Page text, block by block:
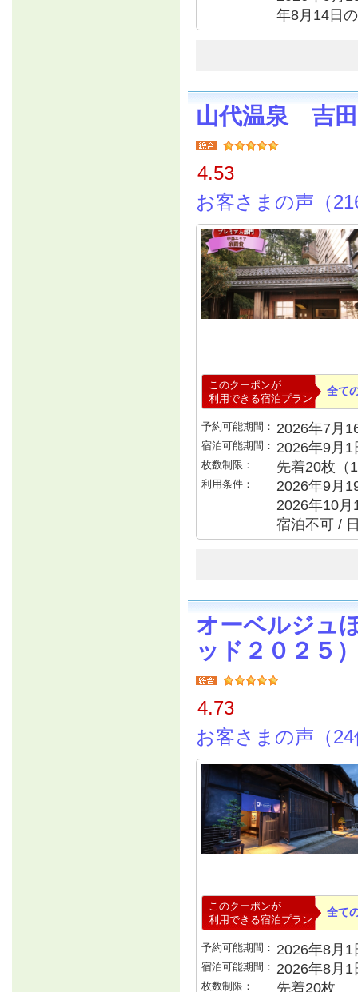
年8月14日
山代温泉 吉
4.53
お客さまの声（
このクーポンが
利用できる宿泊プラン
全て
予約可能期間： 2026年7月
宿泊可能期間： 2026年9月
枚数制限： 先着20枚（
利用条件：
2026年9月
2026年10
宿泊不可 /
オーベルジュ
ッド２０２５
4.73
お客さまの声（
このクーポンが
利用できる宿泊プラン
全て
予約可能期間： 2026年8月
宿泊可能期間： 2026年8月
枚数制限： 先着20枚